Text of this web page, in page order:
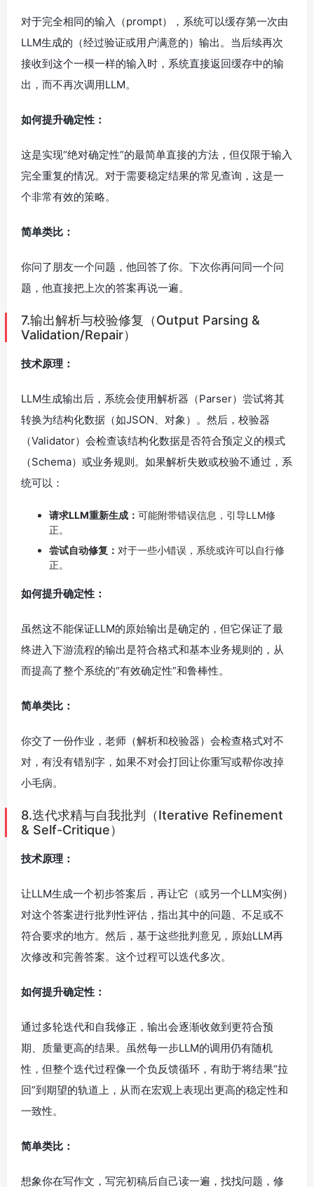
对于完全相同的输入（prompt），系统可以缓存第一次由
LLM生成的（经过验证或用户满意的）输出。当后续再次
接收到这个一模一样的输入时，系统直接返回缓存中的输
出，而不再次调用LLM。
如何提升确定性：
这是实现“绝对确定性”的最简单直接的方法，但仅限于输入
完全重复的情况。对于需要稳定结果的常见查询，这是一
个非常有效的策略。
简单类比：
你问了朋友一个问题，他回答了你。下次你再问同一个问
题，他直接把上次的答案再说一遍。
7.输出解析与校验修复（Output Parsing &
Validation/Repair）
技术原理：
LLM生成输出后，系统会使用解析器（Parser）尝试将其
转换为结构化数据（如JSON、对象）。然后，校验器
（Validator）会检查该结构化数据是否符合预定义的模式
（Schema）或业务规则。如果解析失败或校验不通过，系
统可以：
请求LLM重新生成： 可能附带错误信息，引导LLM修
正。
尝试自动修复： 对于一些小错误，系统或许可以自行修
正。
如何提升确定性：
虽然这不能保证LLM的原始输出是确定的，但它保证了最
终进入下游流程的输出是符合格式和基本业务规则的，从
而提高了整个系统的“有效确定性”和鲁棒性。
简单类比：
你交了一份作业，老师（解析和校验器）会检查格式对不
对，有没有错别字，如果不对会打回让你重写或帮你改掉
小毛病。
8.迭代求精与自我批判（Iterative Refinement
& Self-Critique）
技术原理：
让LLM生成一个初步答案后，再让它（或另一个LLM实例）
对这个答案进行批判性评估，指出其中的问题、不足或不
符合要求的地方。然后，基于这些批判意见，原始LLM再
次修改和完善答案。这个过程可以迭代多次。
如何提升确定性：
通过多轮迭代和自我修正，输出会逐渐收敛到更符合预
期、质量更高的结果。虽然每一步LLM的调用仍有随机
性，但整个迭代过程像一个负反馈循环，有助于将结果“拉
回”到期望的轨道上，从而在宏观上表现出更高的稳定性和
一致性。
简单类比：
想象你在写作文，写完初稿后自己读一遍，找找问题，修